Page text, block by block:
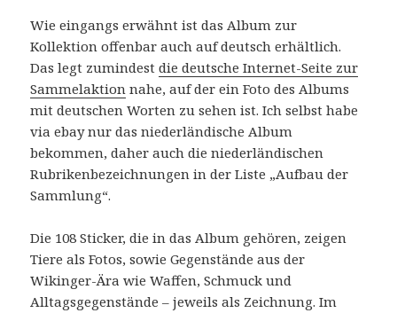
Wie eingangs erwähnt ist das Album zur
Kollektion offenbar auch auf deutsch erhältlich.
Das legt zumindestdie deutsche Internet-Seite zur
Sammelaktion nahe, auf der ein Foto des Albums
mit deutschen Worten zu sehen ist. Ich selbst habe
via ebay nur das niederländische Album
bekommen, daher auch die niederländischen
Rubrikenbezeichnungen in der Liste „Aufbau der
Sammlung“.
Die 108 Sticker, die in das Album gehören, zeigen
Tiere als Fotos, sowie Gegenstände aus der
Wikinger-Ära wie Waffen, Schmuck und
Alltagsgegenstände – jeweils als Zeichnung. Im